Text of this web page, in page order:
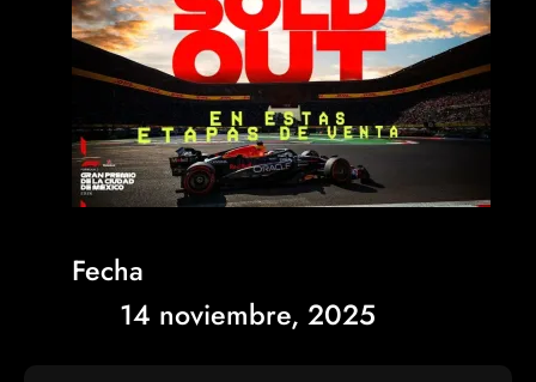
Fecha
14 noviembre, 2025